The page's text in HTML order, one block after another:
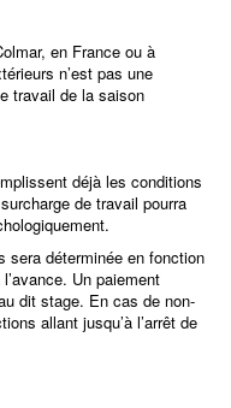
en France ou à
n’est pas une
travail de la saison
déjà les conditions
de travail pourra
sera déterminée en fonction
Un paiement
dit stage. En cas de non-
allant jusqu’à l’arrêt de